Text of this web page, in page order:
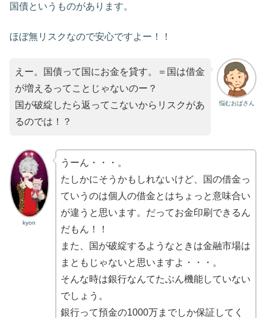
国債というものがあります。
ほぼ無リスクなので安心ですよー！！
悩むおばさん
えー。国債って国にお金を貸す。＝国は借金
が増えるってことじゃないのー？
国が破綻したら返ってこないからリスクがあ
るのでは！？
kyon
うーん・・・。
たしかにそうかもしれないけど、国の借金っ
ていうのは個人の借金とはちょっと意味合い
が違うと思います。だってお金印刷できるん
だもん！！
また、国が破綻するようなときは金融市場は
まともじゃないと思いますよ・・・。
そんな時は銀行なんてたぶん機能していない
でしょう。
銀行って預金の1000万までしか保証してく